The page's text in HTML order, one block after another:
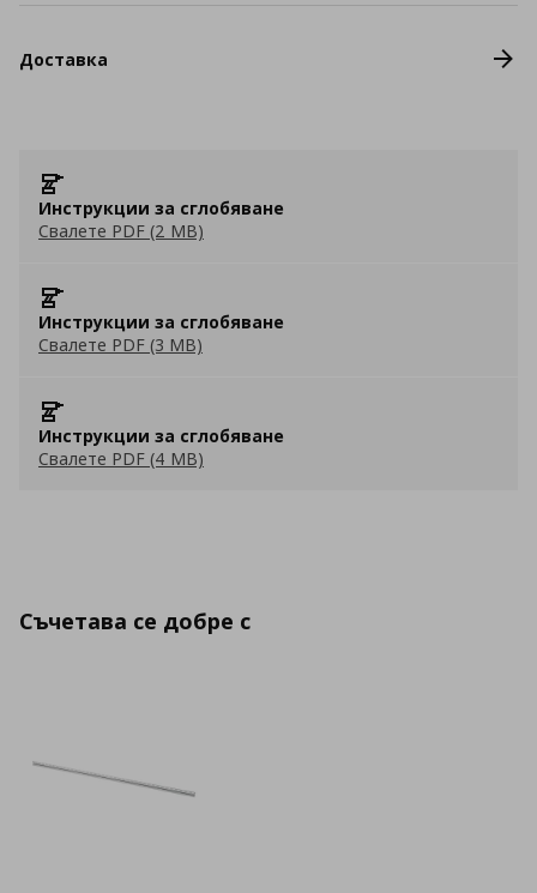
Доставка
Инструкции за сглобяване
Свалете PDF (2 MB)
Инструкции за сглобяване
Свалете PDF (3 MB)
Инструкции за сглобяване
Свалете PDF (4 MB)
Съчетава се добре с